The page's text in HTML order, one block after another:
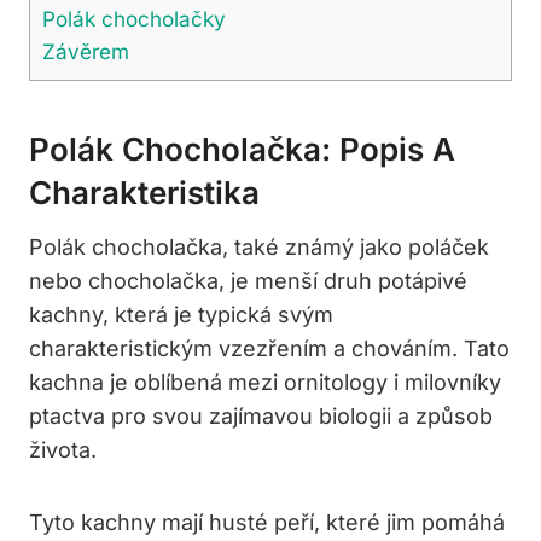
Polák chocholačky
Závěrem
Polák Chocholačka: Popis A
Charakteristika
Polák chocholačka, také známý jako poláček
nebo chocholačka, je menší druh potápivé
kachny, která je typická svým
charakteristickým vzezřením a chováním. Tato
kachna je oblíbená mezi ornitology i milovníky
ptactva pro svou zajímavou biologii a způsob
života.
Tyto kachny mají husté peří, které jim pomáhá